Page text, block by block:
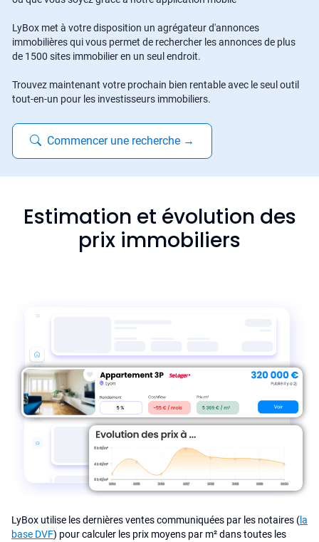
LyBox met à votre disposition un agrégateur d'annonces
immobilières qui vous permet de rechercher les annonces de plus
de 1500 sites immobilier en un seul endroit.
Trouvez maintenant votre prochain bien rentable avec le seul outil
tout-en-un pour les investisseurs immobiliers.
Commencer une recherche →
Estimation et évolution des
prix immobiliers
LyBox utilise les dernières ventes communiquées par les notaires (la
base DVF) pour calculer les prix moyens par m² dans toutes les